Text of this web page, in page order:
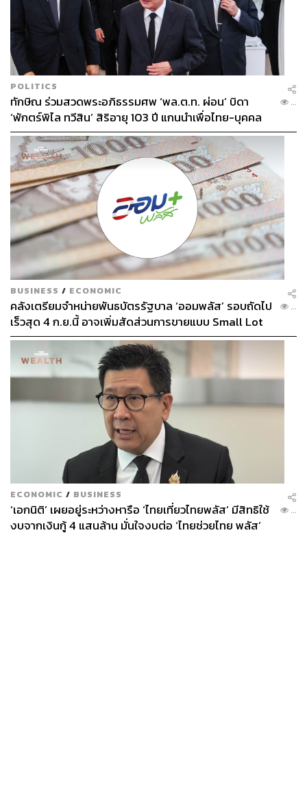
POLITICS
ทักษิณ ร่วมสวดพระอภิธรรมศพ ‘พล.ต.ท. ผ่อน’ บิดา
‘พักตร์พิไล ทวีสิน’ สิริอายุ 103 ปี แกนนำเพื่อไทย-บุคคล
หลากวงการร่วมอาลัย
...
BUSINESS / ECONOMIC
คลังเตรียมจำหน่ายพันธบัตรรัฐบาล ‘ออมพลัส’ รอบถัดไป
เร็วสุด 4 ก.ย.นี้ อาจเพิ่มสัดส่วนการขายแบบ Small Lot
First มากขึ้น
...
ECONOMIC / BUSINESS
‘เอกนิติ’ เผยอยู่ระหว่างหารือ ‘ไทยเที่ยวไทยพลัส’ มีสิทธิใช้
งบจากเงินกู้ 4 แสนล้าน มั่นใจงบต่อ ‘ไทยช่วยไทย พลัส’
...